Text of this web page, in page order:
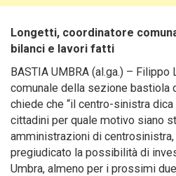
Longetti, coordinatore
bilanci e lavori fatti
BASTIA UMBRA (al.ga.) –
comunale della sezione bastiola
chiede che “il centro-sinistra
cittadini per quale motivo siano
amministrazioni di
pregiudicato la possibilità di
Umbra, almeno per i prossimi